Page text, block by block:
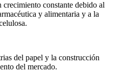
crecimiento constante debido al
y alimentaria y a la
del papel y la construcción
del mercado.